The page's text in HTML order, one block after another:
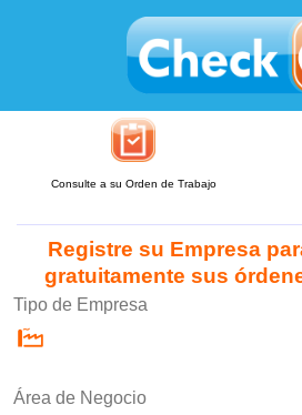
Consulte a su Orden de Trabajo
Registre su Empresa
gratuitamente sus
Tipo de Empresa
Área de Negocio